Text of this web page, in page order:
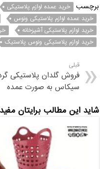
برچسب خرید عمده لوازم پلاستیکی
خرید عمده لوازم پلاستیکی ونوس
خرید لوازم پلاستیکی آشپزخانه
خرید لوازم پلاستیکی ونوس پلاستیک
قبلی
فروش گلدان پلاستیکی
سیکاس به صورت عمده
شاید این مطالب برایتان